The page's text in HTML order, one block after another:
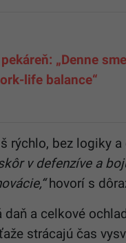
„Denne
life balance“
rýchlo, bez logiky a
v defenzíve a
hovorí s
a celkové
strácajú čas